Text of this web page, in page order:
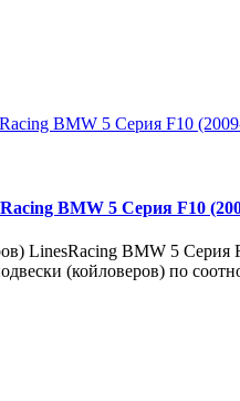
BMW 5 Серия F10
LinesRacing BMW 5 Серия
(койловеров) по